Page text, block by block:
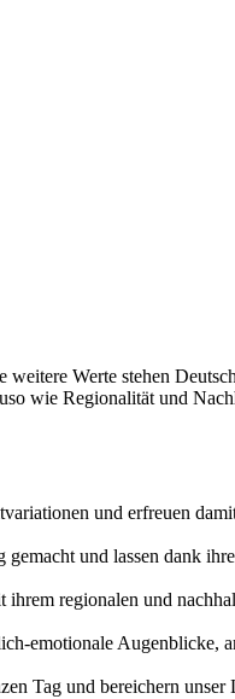
Werte stehen
wie Regionalität und
und erfreuen
und lassen dank
regionalen und
emotionale Augenblicke,
Tag und bereichern